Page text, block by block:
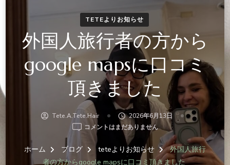
TETEよりお知らせ
外国人旅行者の方から
google mapsに口コミ
頂きました
Tete.a.tete.hair
2026年6月13日
外
人
コメントはまだありません
ホーム ブログ teteよりお知らせ
外国人旅行
者の方からgoogle mapsに口コミ頂きました